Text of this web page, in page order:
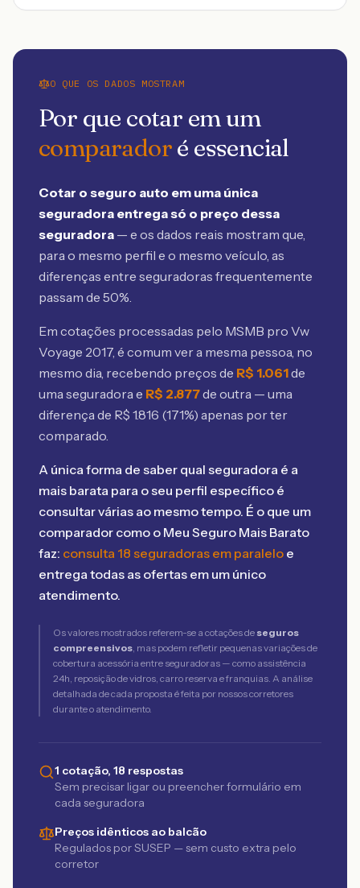
O QUE OS DADOS MOSTRAM
Por que cotar em um
comparadoré essencial
Cotar o seguro auto em uma única
seguradora entrega só o preço dessa
seguradora — e os dados reais mostram que,
para o mesmo perfil e o mesmo veículo, as
diferenças entre seguradoras frequentemente
passam de 50%.
Em cotações processadas pelo MSMB pro Vw
Voyage 2017, é comum ver a mesma pessoa, no
mesmo dia, recebendo preços de R$ 1.061de
uma seguradora e R$ 2.877de outra — uma
diferença de R$ 1.816 (171%) apenas por ter
comparado.
A única forma de saber qual seguradora é a
mais barata para o seu perfil específico é
consultar várias ao mesmo tempo. É o que um
comparador como o Meu Seguro Mais Barato
faz: consulta 18 seguradoras em paralelo e
entrega todas as ofertas em um único
atendimento.
Os valores mostrados referem-se a cotações de seguros
compreensivos, mas podem refletir pequenas variações de
cobertura acessória entre seguradoras — como assistência
24h, reposição de vidros, carro reserva e franquias. A análise
detalhada de cada proposta é feita por nossos corretores
durante o atendimento.
1 cotação, 18 respostas
Sem precisar ligar ou preencher formulário em
cada seguradora
Preços idênticos ao balcão
Regulados por SUSEP — sem custo extra pelo
corretor